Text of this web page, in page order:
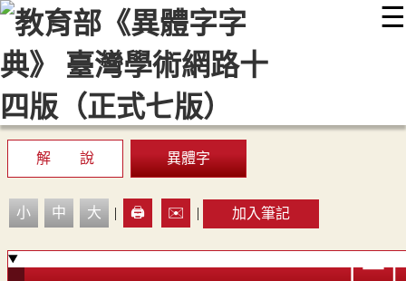
☰
::: 最新消息 常見問題 編輯說明
顯示模式
網站導覽
解 說 異體字
小 中 大 | 🖨️ ✉️ | 加入筆記